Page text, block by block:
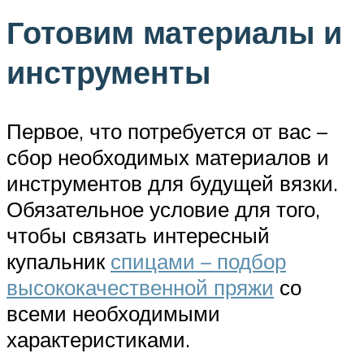
Готовим материалы и
инструменты
Первое, что потребуется от вас –
сбор необходимых материалов и
инструментов для будущей вязки.
Обязательное условие для того,
чтобы связать интересный
купальник спицами – подбор
высококачественной пряжи со
всеми необходимыми
характеристиками.